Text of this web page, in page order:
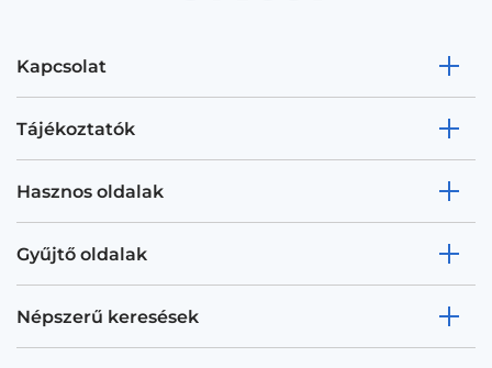
Kapcsolat
Tájékoztatók
Hasznos oldalak
Gyűjtő oldalak
Népszerű keresések